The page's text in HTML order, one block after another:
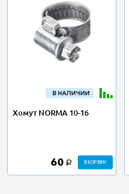
В НАЛИЧИИ
Хомут NORMA 10-16
60 a В КОРЗИНУ